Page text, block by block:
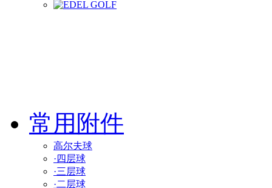
常用附件
高尔夫球
·四层球
·三层球
·二层球